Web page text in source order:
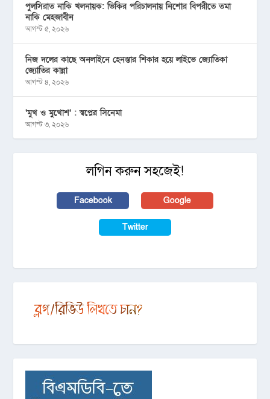
পুলসিরাত নাকি খলনায়ক: ভিকির পরিচালনায় নিশোর বিপরীতে তমা
নাকি মেহজাবীন
আগস্ট ৫, ২০২৬
নিজ দলের কাছে অনলাইনে হেনস্তার শিকার হয়ে লাইভে জ্যোতিকা
জ্যোতির কান্না
আগস্ট ৪, ২০২৬
‘মুখ ও মু্খোশ’ : স্বপ্নের সিনেমা
আগস্ট ৩, ২০২৬
লগিন করুন সহজেই!
Facebook Google
Twitter